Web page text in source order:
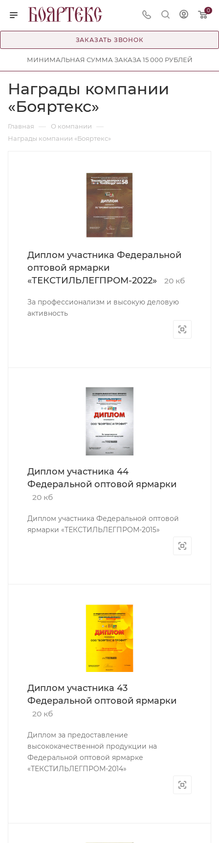
0
ЗАКАЗАТЬ ЗВОНОК
МИНИМАЛЬНАЯ СУММА ЗАКАЗА 15 000 РУБЛЕЙ
Награды компании
«Бояртекс»
Главная — О компании —
Награды компании «Бояртекс»
Диплом участника Федеральной
оптовой ярмарки
«ТЕКСТИЛЬЛЕГПРОМ-2022»
20 кб
За профессионализм и высокую деловую
активность
Диплом участника 44
Федеральной оптовой ярмарки
20 кб
Диплом участника Федеральной оптовой
ярмарки «ТЕКСТИЛЬЛЕГПРОМ-2015»
Диплом участника 43
Федеральной оптовой ярмарки
20 кб
Диплом за предоставление
высококачественной продукции на
Федеральной оптовой ярмарке
«ТЕКСТИЛЬЛЕГПРОМ-2014»